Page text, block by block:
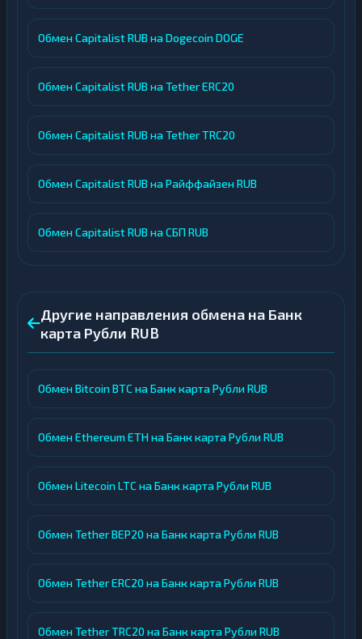
Обмен Capitalist RUB на Dogecoin DOGE
Обмен Capitalist RUB на Tether ERC20
Обмен Capitalist RUB на Tether TRC20
Обмен Capitalist RUB на Райффайзен RUB
Обмен Capitalist RUB на СБП RUB
Другие направления обмена на Банк
карта Рубли RUB
Обмен Bitcoin BTC на Банк карта Рубли RUB
Обмен Ethereum ETH на Банк карта Рубли RUB
Обмен Litecoin LTC на Банк карта Рубли RUB
Обмен Tether BEP20 на Банк карта Рубли RUB
Обмен Tether ERC20 на Банк карта Рубли RUB
Обмен Tether TRC20 на Банк карта Рубли RUB